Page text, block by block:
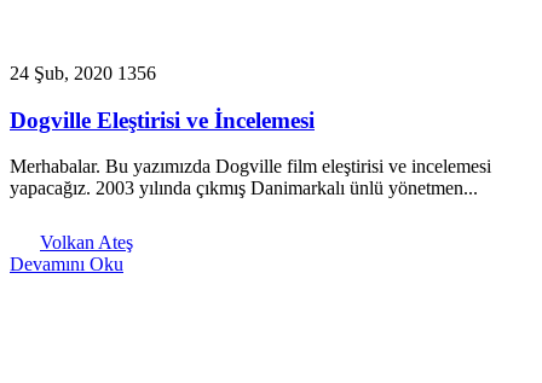
24 Şub, 2020 1356
Dogville Eleştirisi ve İncelemesi
Merhabalar. Bu yazımızda Dogville film eleştirisi ve incelemesi
yapacağız. 2003 yılında çıkmış Danimarkalı ünlü yönetmen...
Volkan Ateş
Devamını Oku